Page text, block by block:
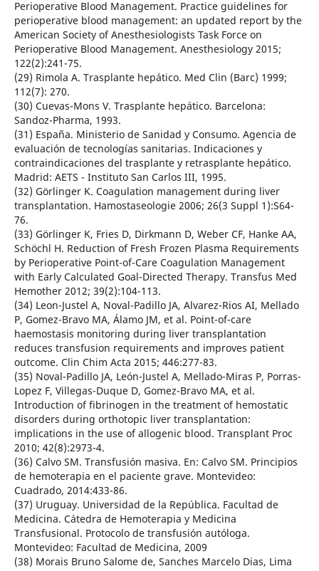
Perioperative Blood Management. Practice guidelines for
perioperative blood management: an updated report by the
American Society of Anesthesiologists Task Force on
Perioperative Blood Management. Anesthesiology 2015;
122(2):241-75.
(29) Rimola A. Trasplante hepático. Med Clin (Barc) 1999;
112(7): 270.
(30) Cuevas-Mons V. Trasplante hepático. Barcelona:
Sandoz-Pharma, 1993.
(31) España. Ministerio de Sanidad y Consumo. Agencia de
evaluación de tecnologías sanitarias. Indicaciones y
contraindicaciones del trasplante y retrasplante hepático.
Madrid: AETS - Instituto San Carlos III, 1995.
(32) Görlinger K. Coagulation management during liver
transplantation. Hamostaseologie 2006; 26(3 Suppl 1):S64-
76.
(33) Görlinger K, Fries D, Dirkmann D, Weber CF, Hanke AA,
Schöchl H. Reduction of Fresh Frozen Plasma Requirements
by Perioperative Point-of-Care Coagulation Management
with Early Calculated Goal-Directed Therapy. Transfus Med
Hemother 2012; 39(2):104-113.
(34) Leon-Justel A, Noval-Padillo JA, Alvarez-Rios AI, Mellado
P, Gomez-Bravo MA, Álamo JM, et al. Point-of-care
haemostasis monitoring during liver transplantation
reduces transfusion requirements and improves patient
outcome. Clin Chim Acta 2015; 446:277-83.
(35) Noval-Padillo JA, León-Justel A, Mellado-Miras P, Porras-
Lopez F, Villegas-Duque D, Gomez-Bravo MA, et al.
Introduction of fibrinogen in the treatment of hemostatic
disorders during orthotopic liver transplantation:
implications in the use of allogenic blood. Transplant Proc
2010; 42(8):2973-4.
(36) Calvo SM. Transfusión masiva. En: Calvo SM. Principios
de hemoterapia en el paciente grave. Montevideo:
Cuadrado, 2014:433-86.
(37) Uruguay. Universidad de la República. Facultad de
Medicina. Cátedra de Hemoterapia y Medicina
Transfusional. Protocolo de transfusión autóloga.
Montevideo: Facultad de Medicina, 2009
(38) Morais Bruno Salome de, Sanches Marcelo Dias, Lima